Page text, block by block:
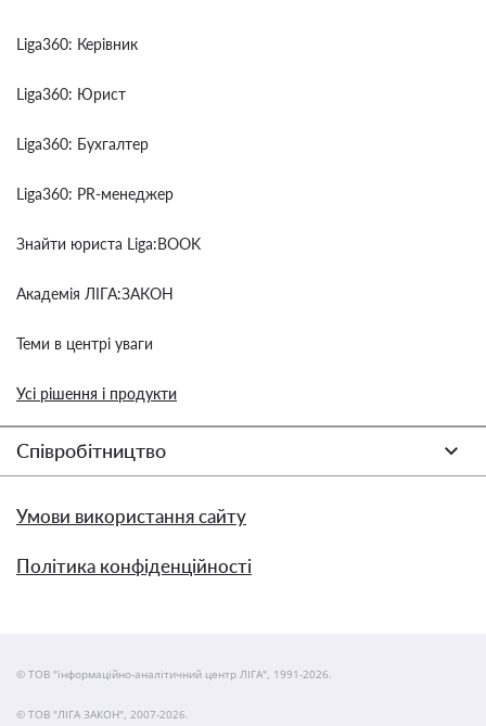
Liga360: Керівник
Liga360: Юрист
Liga360: Бухгалтер
Liga360: PR-менеджер
Знайти юриста Liga:BOOK
Академія ЛІГА:ЗАКОН
Теми в центрі уваги
Усі рішення і продукти
Співробітництво
Умови використання сайту
Політика конфіденційності
© ТОВ "інформаційно-аналітичний центр ЛІГА", 1991-2026.
© ТОВ "ЛІГА ЗАКОН", 2007-2026.